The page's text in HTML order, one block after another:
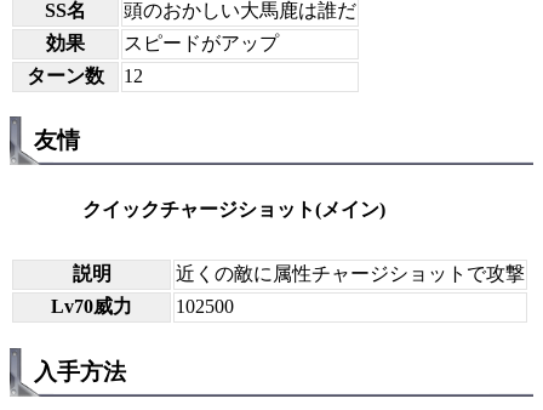
SS名
頭のおかしい大馬鹿は誰だ
効果
スピードがアップ
ターン数
12
友情
クイックチャージショット(メイン)
説明
近くの敵に属性チャージショットで攻撃
Lv70威力
102500
入手方法